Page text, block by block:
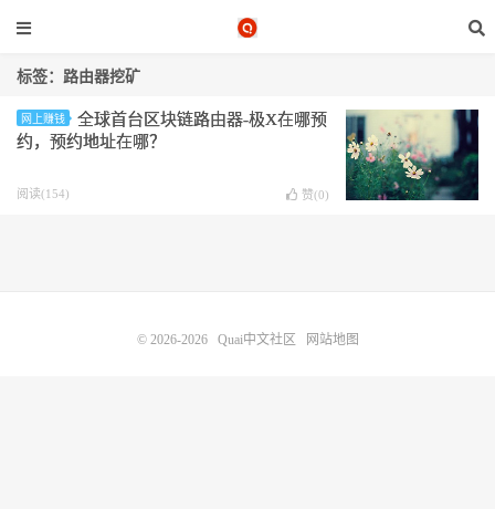
标签：路由器挖矿
网上赚钱
全球首台区块链路由器-极X在哪预
约，预约地址在哪？
阅读(154) 赞(0)
© 2026-2026 Quai中文社区 网站地图